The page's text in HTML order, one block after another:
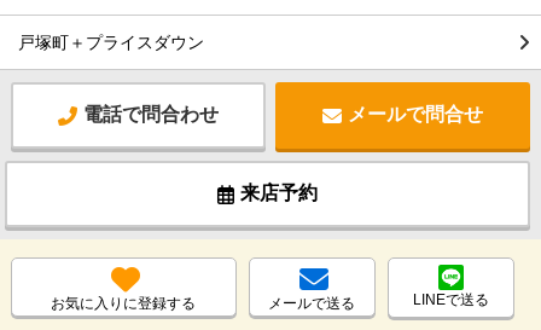
戸塚町＋プライスダウン
電話で問合わせ メールで問合せ
来店予約
お気に入りに登録する メールで送る LINEで送る